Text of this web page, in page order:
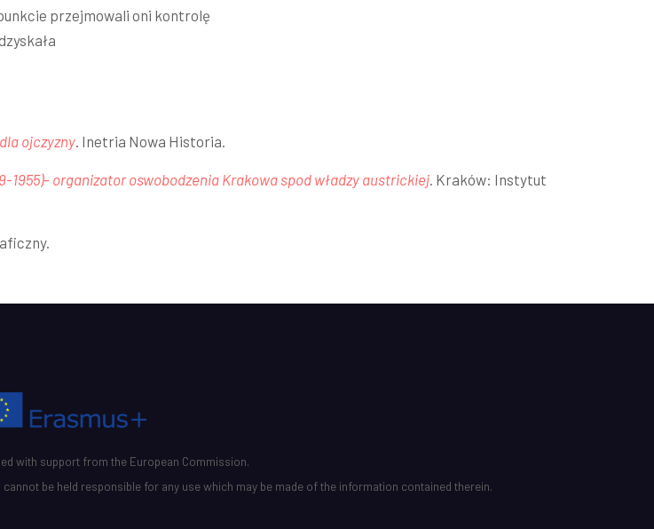
przejmowali oni kontrolę
ojczyzny . Inetria Nowa Historia.
organizator oswobodzenia Krakowa spod władzy austrickiej . Kraków: Instytut
with support from the European Commission.
be held responsible for any use which may be made of the information contained therein.